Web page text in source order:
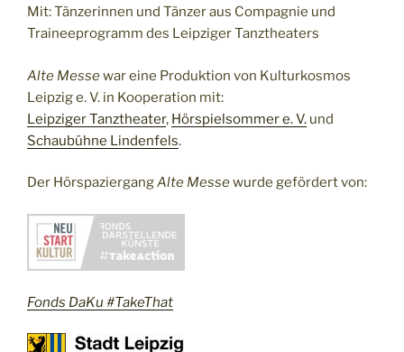
Mit: Tänzerinnen und Tänzer aus Compagnie und
Traineeprogramm des Leipziger Tanztheaters
Alte Messewar eine Produktion von Kulturkosmos
Leipzig e. V. in Kooperation mit:
Leipziger Tanztheater, Hörspielsommer e. V. und
Schaubühne Lindenfels.
Der HörspaziergangAlte Messewurde gefördert von:
Fonds DaKu #TakeThat